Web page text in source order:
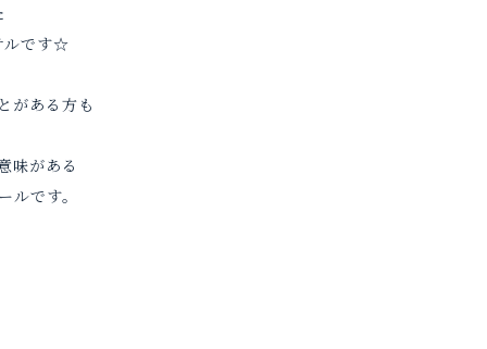
ルです☆
がある方も
味がある
ルです。